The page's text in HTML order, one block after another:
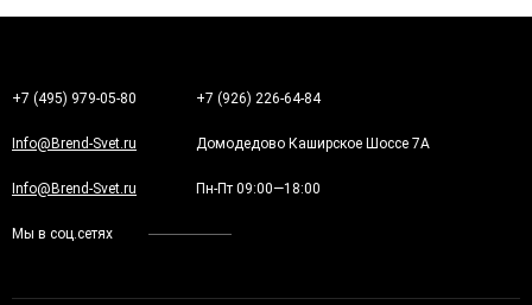
+7 (495) 979-05-80 +7 (926) 226-64-84
Info@Brend-Svet.ru Домодедово Каширское Шоссе 7А
Info@Brend-Svet.ru Пн-Пт 09:00—18:00
Мы в соц.сетях